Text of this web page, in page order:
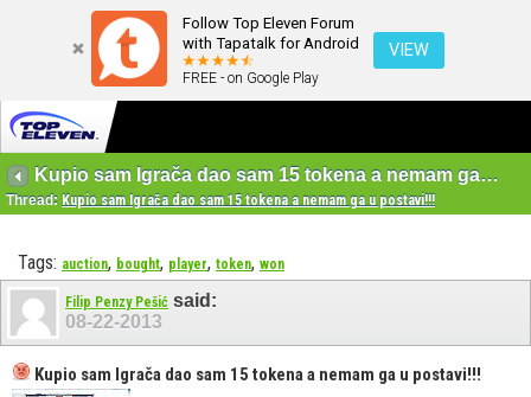
Follow Top Eleven Forum
with Tapatalk for Android
FREE - on Google Play
VIEW
Kupio sam Igrača dao sam 15 tokena a nemam ga u postavi!!!
Thread: Kupio sam Igrača dao sam 15 tokena a nemam ga u postavi!!!
Tags: auction, bought, player, token, won
Filip Penzy Pešić said:
08-22-2013
Kupio sam Igrača dao sam 15 tokena a nemam ga u postavi!!!